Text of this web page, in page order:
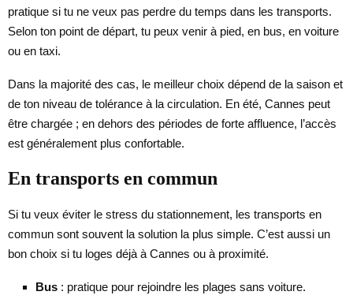
pratique si tu ne veux pas perdre du temps dans les transports.
Selon ton point de départ, tu peux venir à pied, en bus, en voiture
ou en taxi.
Dans la majorité des cas, le meilleur choix dépend de la saison et
de ton niveau de tolérance à la circulation. En été, Cannes peut
être chargée ; en dehors des périodes de forte affluence, l’accès
est généralement plus confortable.
En transports en commun
Si tu veux éviter le stress du stationnement, les transports en
commun sont souvent la solution la plus simple. C’est aussi un
bon choix si tu loges déjà à Cannes ou à proximité.
Bus : pratique pour rejoindre les plages sans voiture.